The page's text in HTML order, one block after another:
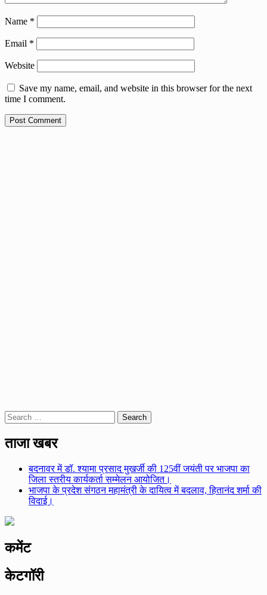
Name *
Email *
Website
Save my name, email, and website in this browser for the next
time I comment.
Search
for:
ताजा खबर
बदनावर में डॉ. श्यामा प्रसाद मुखर्जी की 125वीं जयंती पर भाजपा का
जिला स्तरीय कार्यकर्ता सम्मेलन आयोजित।
भाजपा के प्रदेश संगठन महामंत्री के दायित्व में बदलाव, हितानंद शर्मा की
विदाई।
कमेंट
केटगॉरी